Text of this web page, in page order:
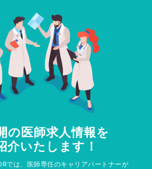
の医師求人情報を
介いたします！
では、医師専任のキャリアパートナーが